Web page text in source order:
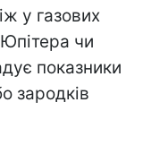
у газових
чи
показники
зародків